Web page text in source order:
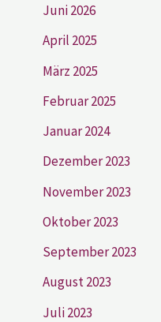
Juni 2026
April 2025
März 2025
Februar 2025
Januar 2024
Dezember 2023
November 2023
Oktober 2023
September 2023
August 2023
Juli 2023